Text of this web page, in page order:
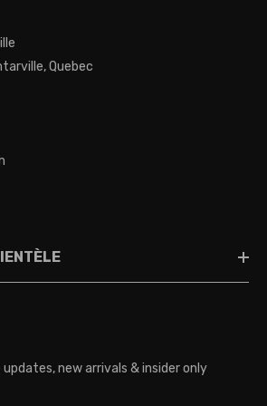
Quebec
new arrivals & insider only